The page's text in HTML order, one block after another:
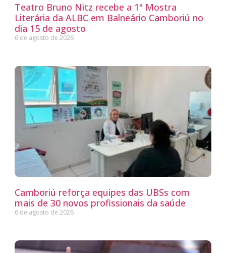
Teatro Bruno Nitz recebe a 1ª Mostra
Literária da ALBC em Balneário Camboriú no
dia 15 de agosto
6 de agosto de 2026
Camboriú reforça equipes das UBSs com
mais de 30 novos profissionais da saúde
6 de agosto de 2026